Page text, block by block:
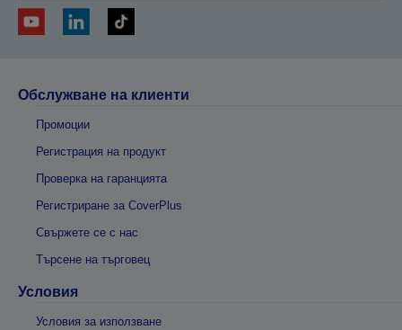
Обслужване на клиенти
Промоции
Регистрация на продукт
Проверка на гаранцията
Регистриране за CoverPlus
Свържете се с нас
Търсене на търговец
Условия
Условия за използване